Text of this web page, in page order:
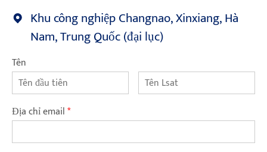
Khu công nghiệp Changnao, Xinxiang, Hà
Nam, Trung Quốc (đại lục)
Tên
Địa chỉ email*